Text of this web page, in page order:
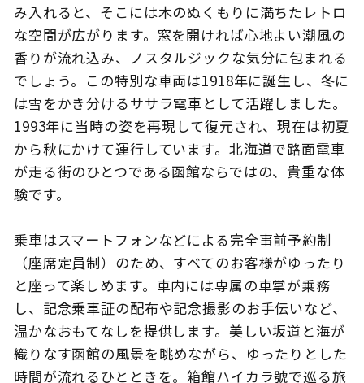
動画ライブラリー フォトライブラリー
お問い合わせ
Languages
み入れると、そこには木のぬくもりに満ちたレトロ
な空間が広がります。窓を開ければ心地よい潮風の
香りが流れ込み、ノスタルジックな気分に包まれる
でしょう。この特別な車両は1918年に誕生し、冬に
は雪をかき分けるササラ電車として活躍しました。
1993年に当時の姿を再現して復元され、現在は初夏
から秋にかけて運行しています。北海道で路面電車
が走る街のひとつである函館ならではの、貴重な体
験です。
乗車はスマートフォンなどによる完全事前予約制
（座席定員制）のため、すべてのお客様がゆったり
と座って楽しめます。車内には専属の車掌が乗務
し、記念乗車証の配布や記念撮影のお手伝いなど、
温かなおもてなしを提供します。美しい坂道と海が
織りなす函館の風景を眺めながら、ゆったりとした
時間が流れるひとときを。箱館ハイカラ號で巡る旅